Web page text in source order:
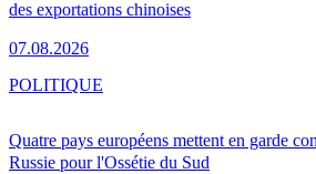
des exportations chinoises
07.08.2026
Quatre pays européens mettent en garde
Russie pour l'Ossétie du Sud
POLITIQUE